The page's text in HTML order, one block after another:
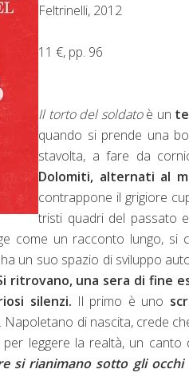
Feltrinelli, 2012
11 €, pp. 96
Il torto del soldatoè un
quando si prende una
stavolta, a fare da
Dolomiti, alternati al
contrappone il grigiore
tristi quadri del passato
come un racconto lungo, si
un suo spazio di sviluppo
ritrovano, una sera di fine
silenzi. Il primo è uno
Napoletano di nascita, crede
leggere la realtà, un canto
si rianimano sotto gli